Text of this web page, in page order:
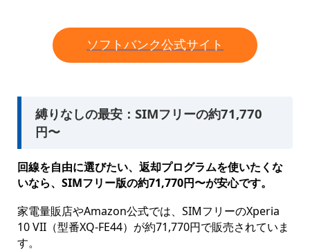
ソフトバンク公式サイト
縛りなしの最安：SIMフリーの約71,770
円〜
回線を自由に選びたい、返却プログラムを使いたくな
いなら、SIMフリー版の約71,770円〜が安心です。
家電量販店やAmazon公式では、SIMフリーのXperia
10 VII（型番XQ-FE44）が約71,770円で販売されていま
す。